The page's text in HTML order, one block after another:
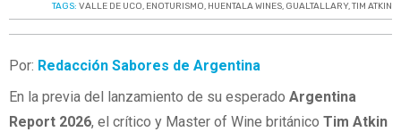
TAGS: VALLE DE UCO, ENOTURISMO, HUENTALA WINES, GUALTALLARY,TIM ATKIN
Por: Redacción Sabores de Argentina
En la previa del lanzamiento de su esperado Argentina
Report 2026, el crítico y Master of Wine británico Tim Atkin